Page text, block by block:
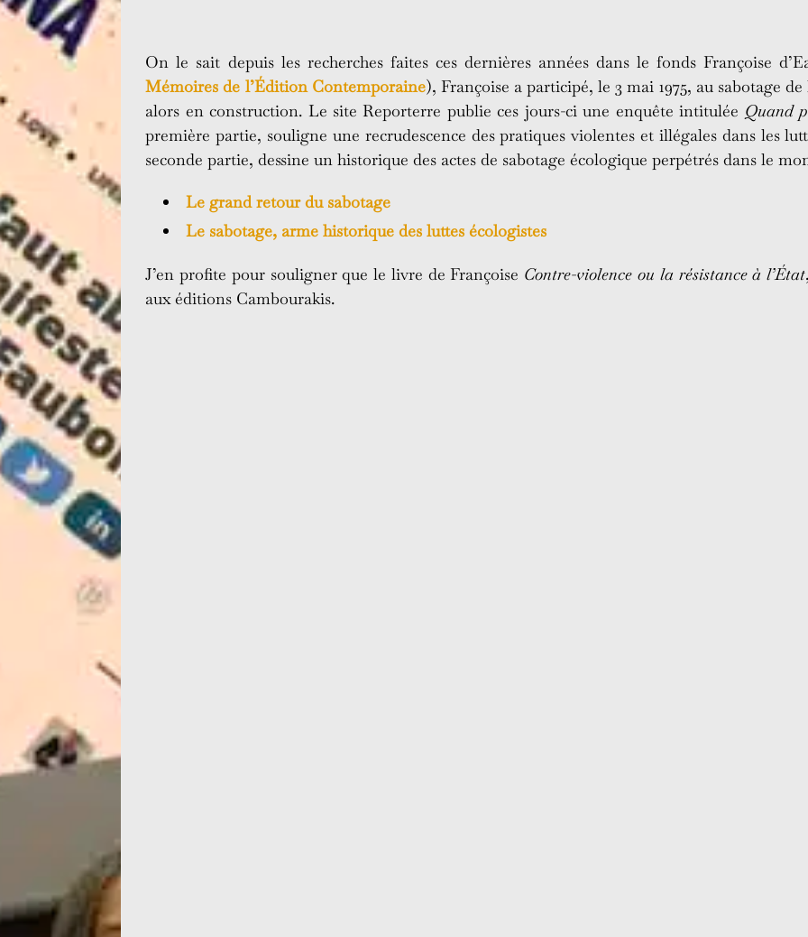
On le sait depuis les recherches faites ces dernières années dans le fonds Françoise
Mémoires de l’Édition Contemporaine), Françoise a participé, le 3 mai 1975, au sabotage
alors en construction. Le site Reporterre publie ces jours-ci une enquête intitulée Quand
première partie, souligne une recrudescence des pratiques violentes et illégales dans les
seconde partie, dessine un historique des actes de sabotage écologique perpétrés dans le
Le grand retour du sabotage
Le sabotage, arme historique des luttes écologistes
J’en profite pour souligner que le livre de Françoise Contre-violence ou la résistance à l’État
aux éditions Cambourakis.